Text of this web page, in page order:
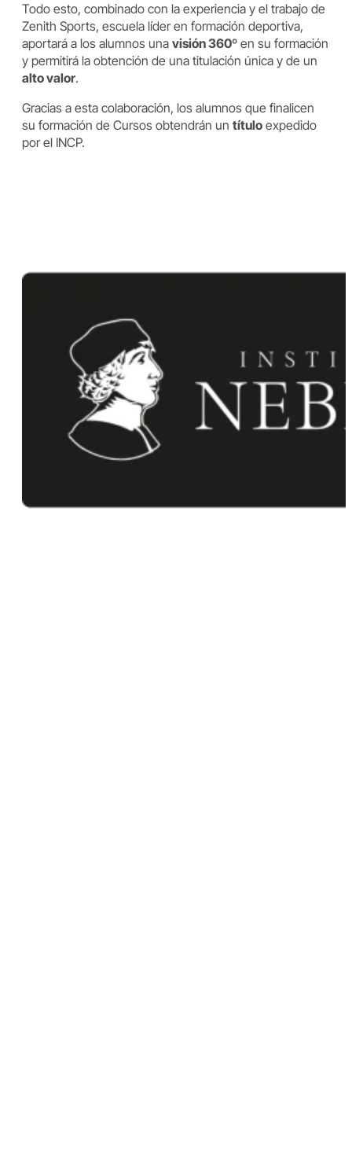
Todo esto, combinado con la experiencia y el trabajo de
Zenith Sports, escuela líder en formación deportiva,
aportará a los alumnos una visión 360º en su formación
y permitirá la obtención de una titulación única y de un
alto valor.
Gracias a esta colaboración, los alumnos que finalicen
su formación de Cursos obtendrán un título expedido
por el INCP.